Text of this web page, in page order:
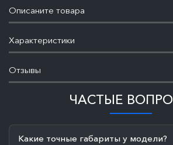
Описаните товара
Характеристики
Отзывы
ЧАСТЫЕ
Какие точные габариты у модели?